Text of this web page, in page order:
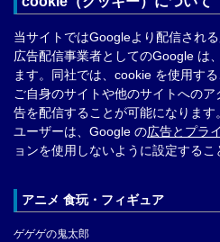
当サイトではGoogleより配信され
広告配信事業者としてのGoogle は
ます。同社では、cookie を使用す
ご自身のサイトや他のサイトへの
告を配信することが可能になります。
ユーザーは、Google の広告とプラ
ョンを使用しないように設定するこ
アニメ 食玩・フィギュア
ゲゲゲの鬼太郎